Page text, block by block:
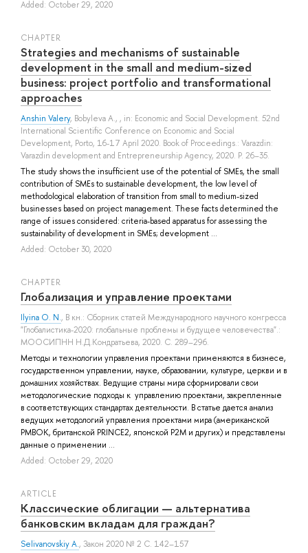
Added: October 29, 2020
СHAPTER
Strategies and mechanisms of sustainable
development in the small and medium-sized
business: project portfolio and transformational
approaches
Anshin Valery, Bobyleva A., , in: Economic and Social Development. 52nd
International Scientific Conference on Economic and Social
Development, Porto, 16-17 April 2020. Book of Proceedings.: Varazdin:
Varazdin development and Entrepreneurship Agency, 2020. P. 26–35.
The study shows the insufficient use of the potential of SMEs, the small
contribution of SMEs to sustainable development, the low level of
methodological elaboration of transition from small to medium-sized
businesses based on project management. These facts determined the
range of issues considered: criteria-based apparatus for assessing the
sustainability of development in SMEs; development ...
Added: October 30, 2020
СHAPTER
Глобализация и управление проектами
Ilyina O. N., В кн.: Сборник статей Международного научного конгресса
"Глобалистика-2020: глобальные проблемы и будущее человечества".:
МООСИПНН Н.Д.Кондратьева, 2020. С. 289–296.
Методы и технологии управления проектами применяются в бизнесе,
государственном управлении, науке, образовании, культуре, церкви и в
домашних хозяйствах. Ведущие страны мира сформировали свои
методологические подходы к управлению проектами, закрепленные
в соответствующих стандартах деятельности. В статье дается анализ
ведущих методологий управления проектами мира (американской
PMBOK, британской PRINCE2, японской P2M и других) и представлены
данные о применении ...
Added: October 29, 2020
ARTICLE
Классические облигации — альтернатива
банковским вкладам для граждан?
Selivanovskiy A., Закон 2020 № 2 С. 142–157